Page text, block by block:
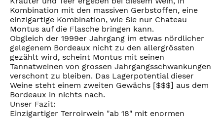
Kombination mit den massiven Gerbstoffen, eine
einzigartige Kombination, wie Sie nur Chateau
Montus auf die Flasche bringen kann.
Obgleich der 1999er Jahrgang im etwas nördlicher
gelegenem Bordeaux nicht zu den allergrössten
gezählt wird, scheint Montus mit seinen
Tannatweinen von grossen Jahrgangsschwankungen
verschont zu bleiben. Das Lagerpotential dieser
Weine steht einem zweiten Gewächs [$$$] aus dem
Bordeaux in nichts nach.
Unser Fazit:
Einzigartiger Terroirwein "ab 18" mit enormen